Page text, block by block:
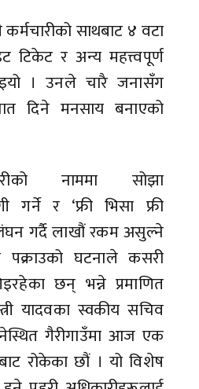
कर्मचारीको साथबाट ४ वटा
टिकेट र अन्य महत्त्वपूर्ण
। उनले चारै जनासँग
दिने मनसाय बनाएको
नाममा सोझा
गर्ने र ‘फ्री भिसा फ्री
गर्दै लाखौं रकम असुल्ने
पक्राउको घटनाले कसरी
छन् भन्ने प्रमाणित
यादवका स्वकीय सचिव
गैरीगाउँमा आज एक
रोकेका छौं । यो विशेष